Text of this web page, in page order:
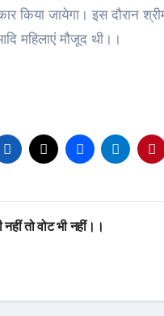
किया जायेगा। इस दौरान
महिलाएं मौजूद थी।।
तो वोट भी नहीं।।